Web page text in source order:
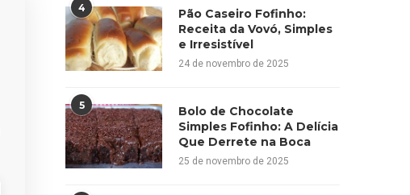
4
Pão Caseiro Fofinho:
Receita da Vovó, Simples
e Irresistível
24 de novembro de 2025
5
Bolo de Chocolate
Simples Fofinho: A Delícia
Que Derrete na Boca
25 de novembro de 2025